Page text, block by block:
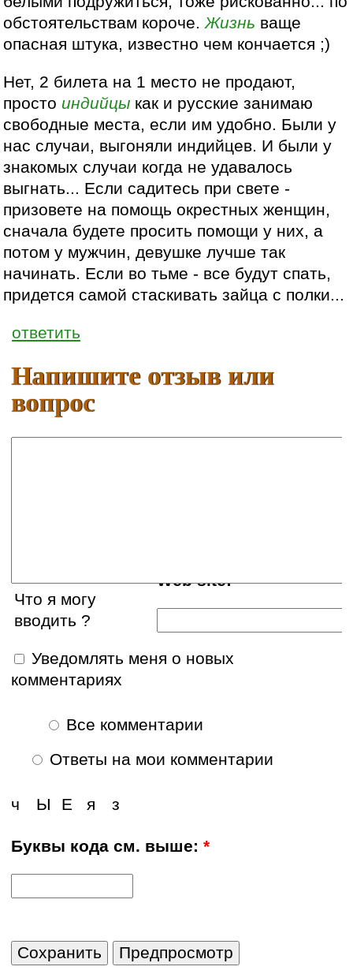
обстоятельствам короче.Жизнь ваще
опасная штука, известно чем кончается ;)
Нет, 2 билета на 1 место не продают,
просто индийцы как и русские занимаю
свободные места, если им удобно. Были у
нас случаи, выгоняли индийцев. И были у
знакомых случаи когда не удавалось
выгнать... Если садитесь при свете -
призовете на помощь окрестных женщин,
сначала будете просить помощи у них, а
потом у мужчин, девушке лучше так
начинать. Если во тьме - все будут спать,
придется самой стаскивать зайца с полки...
ответить
Напишите отзыв или
вопрос
Web site:
Что я могу
вводить ?
Уведомлять меня о новых
комментариях
Все комментарии
Ответы на мои комментарии
з
я
Е
Ы
ч
Буквы кода см. выше:*